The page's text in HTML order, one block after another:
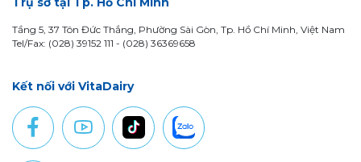
Tầng 5, 37 Tôn Đức Thắng, Phường Sài Gòn, Tp. Hồ Chí Minh, Việt Nam
Tel/Fax: (028) 39152 111 - (028) 36369658
Kết nối với VitaDairy